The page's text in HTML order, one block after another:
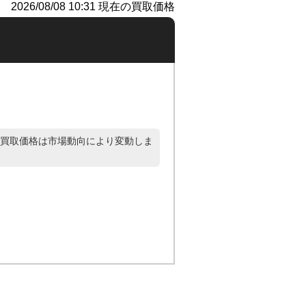
2026/08/08 10:31 現在の買取価格
取価格は市場動向により変動しま